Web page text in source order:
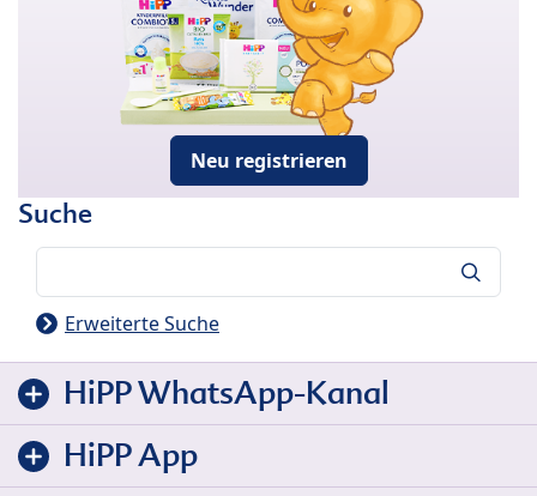
Neu registrieren
Suche
Erweiterte Suche
HiPP WhatsApp-Kanal
HiPP App